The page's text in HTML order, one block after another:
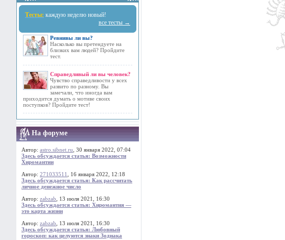
Тесты: каждую неделю новый!
все тесты →
Ревнивы ли вы?
Насколько вы претендуете на
близких вам людей? Пройдите
тест.
Справедливый ли вы человек?
Чувство справедливости у всех
развито по разному. Вы
замечали, что иногда вам
приходится думать о мотиве своих
поступков? Пройдите тест!
На форуме
Автор: astro.sibnet.ru , 30 января 2022, 07:04
Здесь обсуждается статья: Возможности
Хиромантии
Автор: 271033511
, 16 января 2022, 12:18
Здесь обсуждается статья: Как рассчитать
личное денежное число
Автор: zabzab , 13 июля 2021, 16:30
Здесь обсуждается статья: Хиромантия —
это карта жизни
Автор: zabzab , 13 июля 2021, 16:30
Здесь обсуждается статья: Любовный
гороскоп: как целуются знаки Зодиака